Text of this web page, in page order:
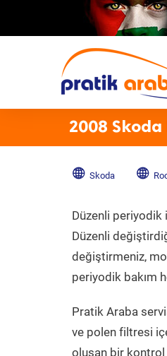
2008 Skoda
Skoda
Düzenli periyodik
Düzenli
değiştirmeniz,
periyodik bakım
Pratik Araba
ve polen filtresi
oluşan bir kontrol